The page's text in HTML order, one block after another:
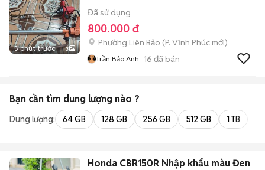
5 phút trước 3
Đã sử dụng
800.000 đ
Phường Liên Bảo (P. Vĩnh Phúc mới)
Trần Bảo Anh 16 đã bán
Bạn cần tìm dung lượng nào ?
Dung lượng: 64 GB 128 GB 256 GB 512 GB 1 TB
Honda CBR150R Nhập khẩu màu Đen